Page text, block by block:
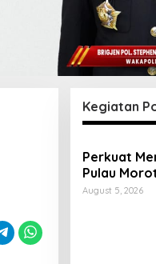
Kegiatan
Perkuat
Pulau
untuk
August 5, 2026